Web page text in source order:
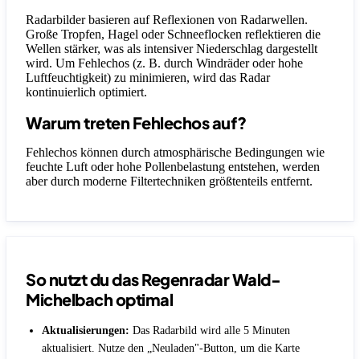
Radarbilder basieren auf Reflexionen von Radarwellen.
Große Tropfen, Hagel oder Schneeflocken reflektieren die
Wellen stärker, was als intensiver Niederschlag dargestellt
wird. Um Fehlechos (z. B. durch Windräder oder hohe
Luftfeuchtigkeit) zu minimieren, wird das Radar
kontinuierlich optimiert.
Warum treten Fehlechos auf?
Fehlechos können durch atmosphärische Bedingungen wie
feuchte Luft oder hohe Pollenbelastung entstehen, werden
aber durch moderne Filtertechniken größtenteils entfernt.
So nutzt du das Regenradar Wald-
Michelbach optimal
Aktualisierungen: Das Radarbild wird alle 5 Minuten
aktualisiert. Nutze den „Neuladen"-Button, um die Karte